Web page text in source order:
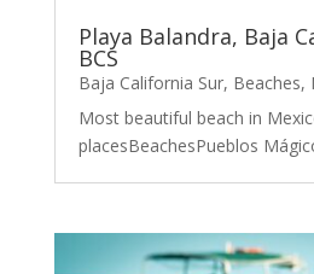
Playa Balandra, Baja
BCS
Baja California Sur, Beaches,
Most beautiful beach in
placesBeachesPueblos